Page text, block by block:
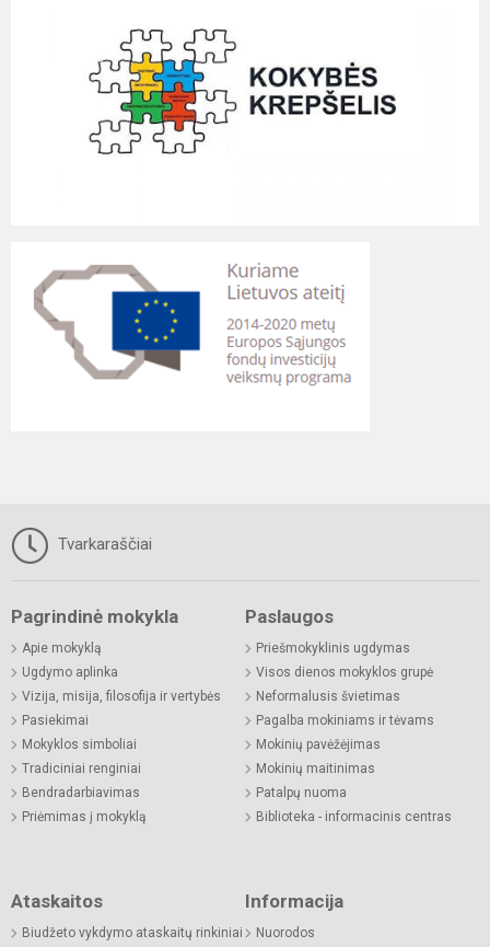
Tvarkaraščiai
Pagrindinė mokykla
Apie mokyklą
Ugdymo aplinka
Vizija, misija, filosofija ir vertybės
Pasiekimai
Mokyklos simboliai
Tradiciniai renginiai
Bendradarbiavimas
Priėmimas į mokyklą
Paslaugos
Priešmokyklinis ugdymas
Visos dienos mokyklos grupė
Neformalusis švietimas
Pagalba mokiniams ir tėvams
Mokinių pavėžėjimas
Mokinių maitinimas
Patalpų nuoma
Biblioteka - informacinis centras
Ataskaitos
Biudžeto vykdymo ataskaitų rinkiniai
Informacija
Nuorodos